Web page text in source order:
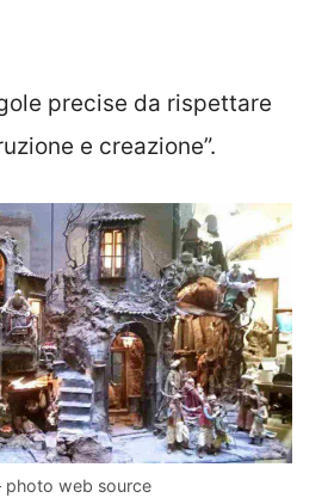
precise da rispettare
e creazione”.
photo web source